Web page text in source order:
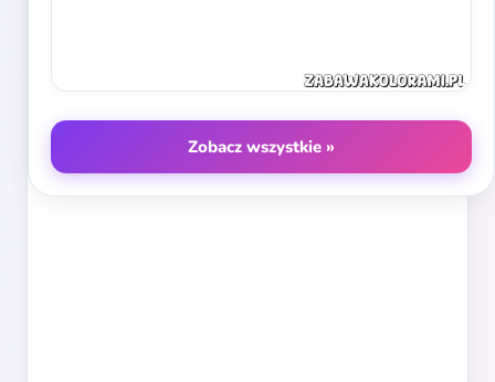
Zobacz wszystkie »